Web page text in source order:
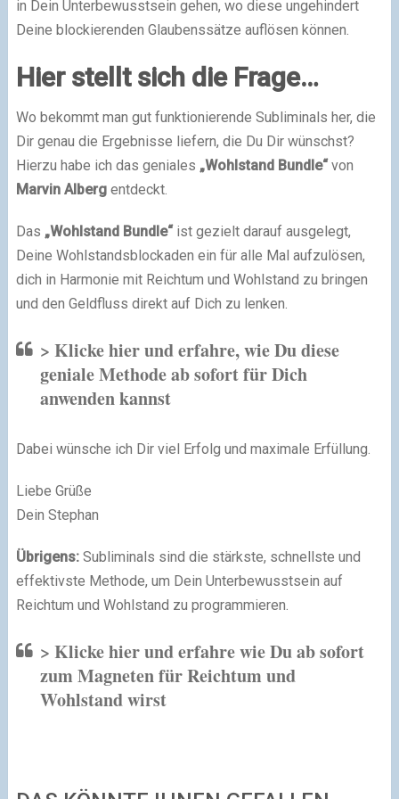
in Dein Unterbewusstsein gehen, wo diese ungehindert
Deine blockierenden Glaubenssätze auflösen können.
Hier stellt sich die Frage…
Wo bekommt man gut funktionierende Subliminals her, die
Dir genau die Ergebnisse liefern, die Du Dir wünschst?
Hierzu habe ich das geniales „Wohlstand Bundle“von
Marvin Albergentdeckt.
Das „Wohlstand Bundle“ist gezielt darauf ausgelegt,
Deine Wohlstandsblockaden ein für alle Mal aufzulösen,
dich in Harmonie mit Reichtum und Wohlstand zu bringen
und den Geldfluss direkt auf Dich zu lenken.
> Klicke hier und erfahre, wie Du diese
geniale Methode ab sofort für Dich
anwenden kannst
Dabei wünsche ich Dir viel Erfolg und maximale Erfüllung.
Liebe Grüße
Dein Stephan
Übrigens:Subliminals sind die stärkste, schnellste und
effektivste Methode, um Dein Unterbewusstsein auf
Reichtum und Wohlstand zu programmieren.
> Klicke hier und erfahre wie Du ab sofort
zum Magneten für Reichtum und
Wohlstand wirst